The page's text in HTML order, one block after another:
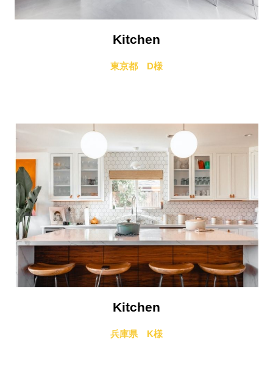
Kitchen
東京都 D様
Kitchen
兵庫県 K様